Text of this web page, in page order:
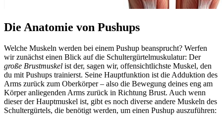
Die Anatomie von Pushups
Welche Muskeln werden bei einem Pushup beansprucht? Werfen
wir zunächst einen Blick auf die Schultergürtelmuskulatur: Der
große Brustmuskel ist der, sagen wir, offensichtlichste Muskel, den
du mit Pushups trainierst. Seine Hauptfunktion ist die Adduktion des
Arms zurück zum Oberkörper – also die Bewegung deines eng am
Körper anliegenden Arms zurück in Richtung Brust. Auch wenn
dieser der Hauptmuskel ist, gibt es noch diverse andere Muskeln des
Schultergürtels, die benötigt werden, um einen Pushup auszuführen: